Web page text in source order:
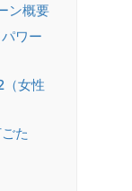
ン概要
ワー
女性
た